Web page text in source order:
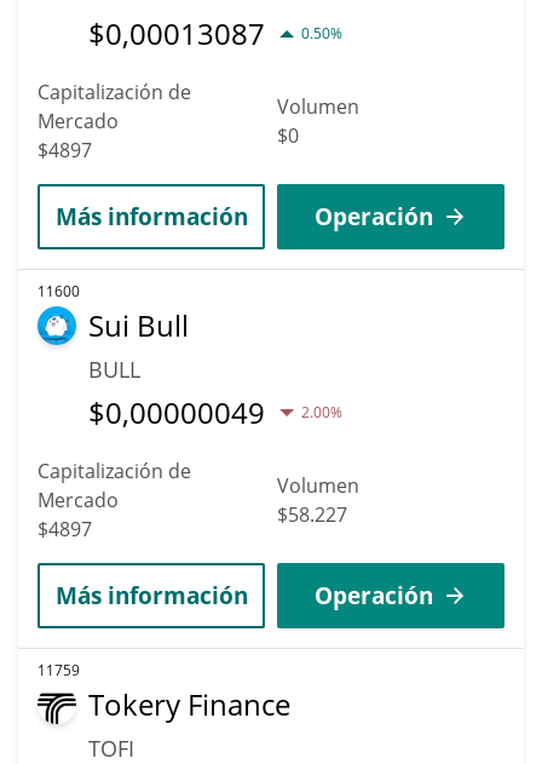
$0,00013087 0.50%
Capitalización de
Mercado
$4897
Volumen
$0
Más información Operación
11600
Sui Bull
BULL
$0,00000049 2.00%
Capitalización de
Mercado
$4897
Volumen
$58.227
Más información Operación
11759
Tokery Finance
TOFI